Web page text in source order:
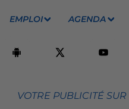
EMPLOI AGENDA
VOTRE PUBLICITÉ